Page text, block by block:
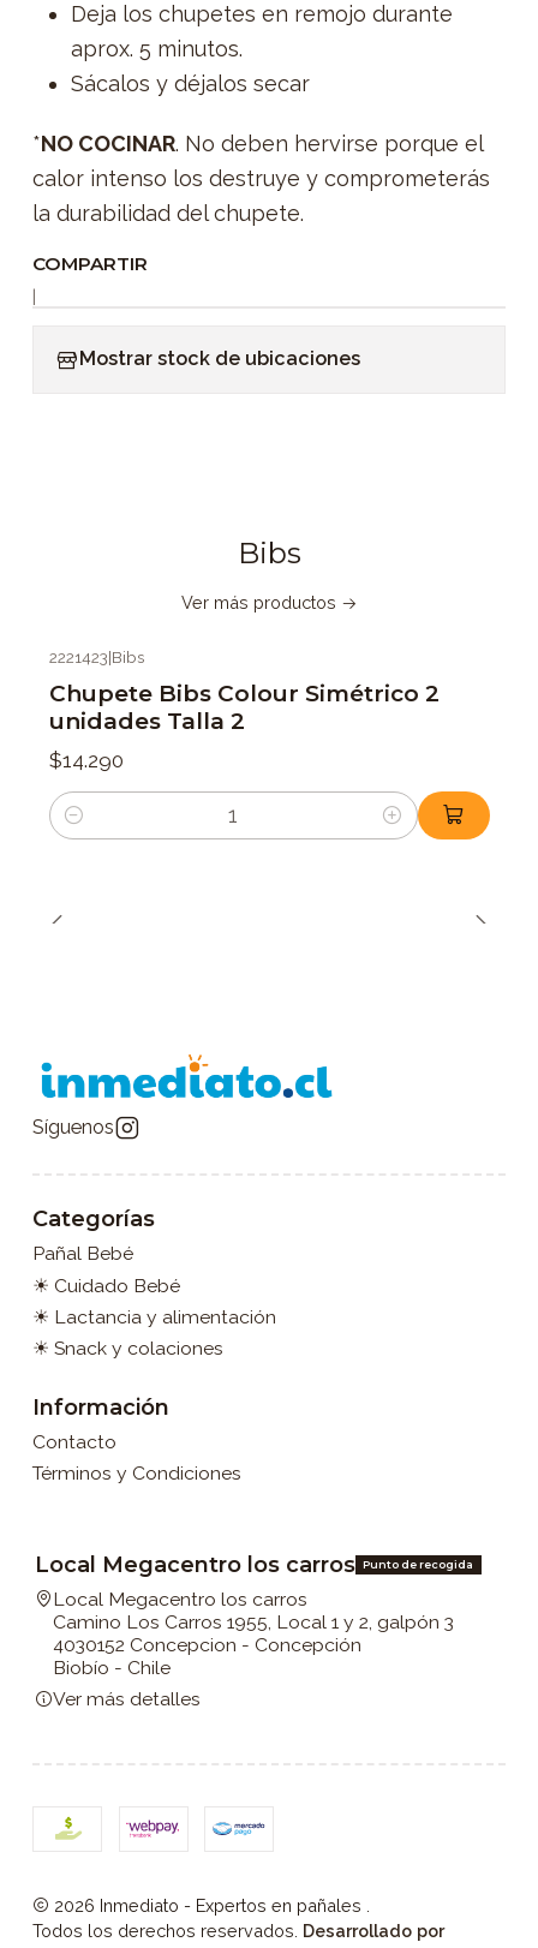
Deja los chupetes en remojo durante
aprox. 5 minutos.
Sácalos y déjalos secar
*NO COCINAR. No deben hervirse porque el
calor intenso los destruye y comprometerás
la durabilidad del chupete.
COMPARTIR
Mostrar stock de ubicaciones
Bibs
Ver más productos
2221423|Bibs
Chupete Bibs Colour Simétrico 2
unidades Talla 2
$14.290
Cantidad
Síguenos
Categorías
Pañal Bebé
☀ Cuidado Bebé
☀ Lactancia y alimentación
☀ Snack y colaciones
Información
Contacto
Términos y Condiciones
Local Megacentro los carros Punto de recogida
Local Megacentro los carros
Camino Los Carros 1955, Local 1 y 2, galpón 3
4030152 Concepcion - Concepción
Biobío - Chile
Ver más detalles
2026 Inmediato - Expertos en pañales .
Todos los derechos reservados. Desarrollado por